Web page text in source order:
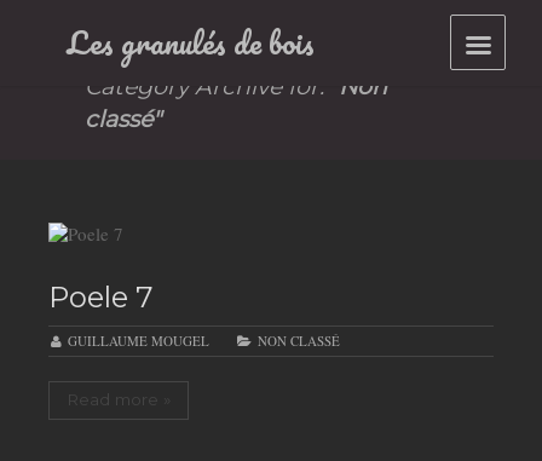
Les granulés de bois
Archives
Category Archive for:
"Non
classé"
Poele 7
GUILLAUME MOUGEL NON CLASSÉ
Read more »